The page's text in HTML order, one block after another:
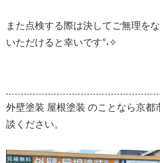
また点検する際は決してご無理を
いただけると幸いです°˖✧
外壁塗装 屋根塗装 のことなら京都
談ください。